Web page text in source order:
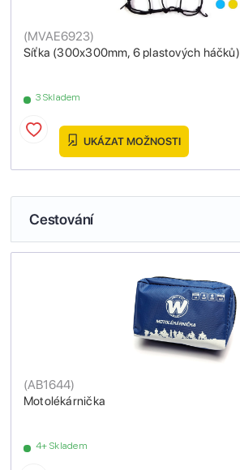
Síťka (300x300mm, 6 plastových háčků)
(MVAE6923)
3 Skladem
UKÁZAT MOŽNOSTI
Cestování
Motolékárnička
(AB1644)
4+ Skladem